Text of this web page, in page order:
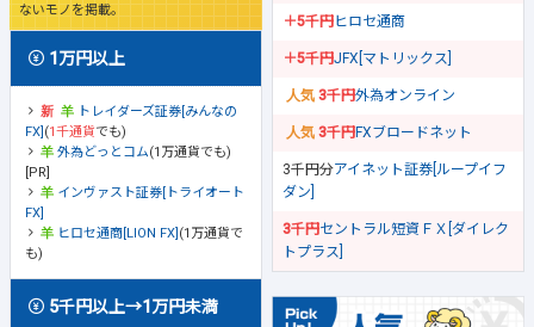
ないモノを掲載。
1万円以上
トレイダーズ証券[みんなの
FX] (1千通貨でも)
外為どっとコム(1万通貨でも)
[PR]
インヴァスト証券[トライオート
FX]
ヒロセ通商[LION FX] (1万通貨で
も)
5千円以上→1万円未満
＋5千円ヒロセ通商
＋5千円JFX[マトリックス]
3千円外為オンライン
3千円FXブロードネット
3千円分アイネット証券[ループイフ
ダン]
3千円セントラル短資ＦＸ[ダイレク
トプラス]